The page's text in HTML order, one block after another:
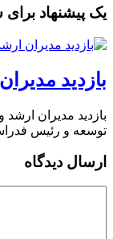
یک پیشنهاد
بازدید
بازدید مدیران
توسعه و رئیس
ارسال دیدگاه